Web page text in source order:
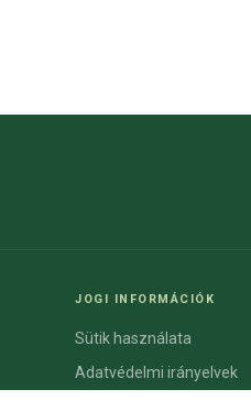
JOGI INFORMÁCIÓK
Sütik használata
Adatvédelmi irányelvek